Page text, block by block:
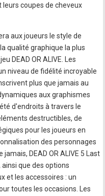
coupes de cheveux
aux joueurs le style de
qualité graphique la plus
DEAD OR ALIVE. Les
niveau de fidélité incroyable
plus que jamais au
aux graphismes
d'endroits à travers le
destructibles, de
pour les joueurs en
des personnages
DEAD OR ALIVE 5 Last
que des options
et les accessoires : un
toutes les occasions. Les